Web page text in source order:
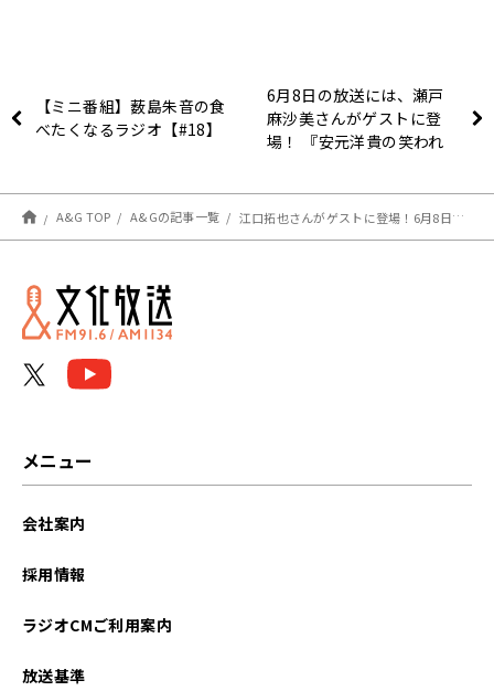
【ミニ番組】薮島朱音の食
べたくなるラジオ【#18】
6月8日の放送には、瀬戸
麻沙美さんがゲストに登
場！ 『安元洋貴の笑われ
A&G TOP A&Gの記事一覧 江口拓也さんがゲストに登場！6月8日（土）18時30分～放送『遊☆戯☆王GO RADIO!!』第9回
メニュー
会社案内
採用情報
ラジオCMご利用案内
放送基準